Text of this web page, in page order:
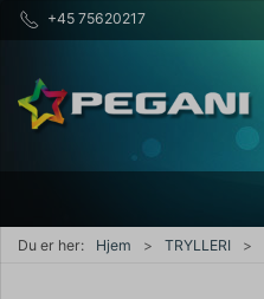
+45 75620217
Du er her: Hjem TRYLLERI